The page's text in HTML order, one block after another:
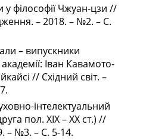
філософії Чжуан-цзи //
– 2018. – №2. – С.
– випускники
Іван Кавамото-
// Східний світ. –
інтелектуальний
пол. ХІХ – ХХ ст.) //
– №3. – С. 5-14.